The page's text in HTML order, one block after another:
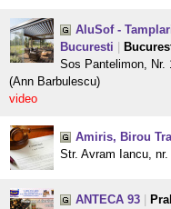
AluSof -
Bucuresti
Sos Pantelimon, Nr.
(Ann Barbulescu)
video
Amiris, Birou
Str. Avram Iancu,
ANTECA 93